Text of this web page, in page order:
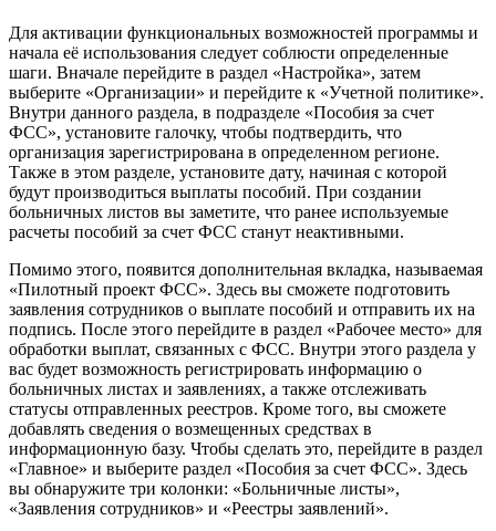
Для активации функциональных возможностей программы и
начала её использования следует соблюсти определенные
шаги. Вначале перейдите в раздел «Настройка», затем
выберите «Организации» и перейдите к «Учетной политике».
Внутри данного раздела, в подразделе «Пособия за счет
ФСС», установите галочку, чтобы подтвердить, что
организация зарегистрирована в определенном регионе.
Также в этом разделе, установите дату, начиная с которой
будут производиться выплаты пособий. При создании
больничных листов вы заметите, что ранее используемые
расчеты пособий за счет ФСС станут неактивными.
Помимо этого, появится дополнительная вкладка, называемая
«Пилотный проект ФСС». Здесь вы сможете подготовить
заявления сотрудников о выплате пособий и отправить их на
подпись. После этого перейдите в раздел «Рабочее место» для
обработки выплат, связанных с ФСС. Внутри этого раздела у
вас будет возможность регистрировать информацию о
больничных листах и заявлениях, а также отслеживать
статусы отправленных реестров. Кроме того, вы сможете
добавлять сведения о возмещенных средствах в
информационную базу. Чтобы сделать это, перейдите в раздел
«Главное» и выберите раздел «Пособия за счет ФСС». Здесь
вы обнаружите три колонки: «Больничные листы»,
«Заявления сотрудников» и «Реестры заявлений».